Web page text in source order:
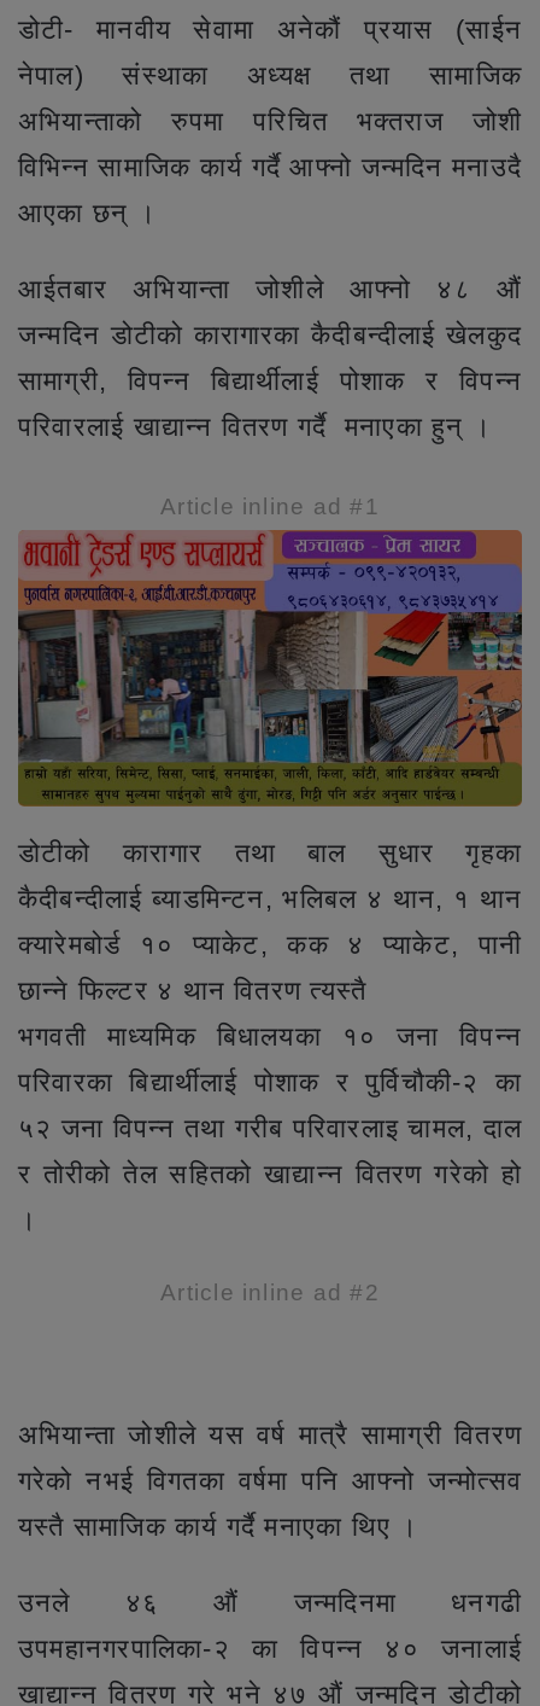
डोटी- मानवीय सेवामा अनेकौं प्रयास (साईन
नेपाल) संस्थाका अध्यक्ष तथा सामाजिक
अभियान्ताको रुपमा परिचित भक्तराज जोशी
विभिन्न सामाजिक कार्य गर्दै आफ्नो जन्मदिन मनाउदै
आएका छन् ।
आईतबार अभियान्ता जोशीले आफ्नो ४८ औं
जन्मदिन डोटीको कारागारका कैदीबन्दीलाई खेलकुद
सामाग्री, विपन्न बिद्यार्थीलाई पोशाक र विपन्न
परिवारलाई खाद्यान्न वितरण गर्दै मनाएका हुन् ।
Article inline ad #1
डोटीको कारागार तथा बाल सुधार गृहका
कैदीबन्दीलाई ब्याडमिन्टन, भलिबल ४ थान, १ थान
क्यारेमबोर्ड १० प्याकेट, कक ४ प्याकेट, पानी
छान्ने फिल्टर ४ थान वितरण त्यस्तै
भगवती माध्यमिक बिधालयका १० जना विपन्न
परिवारका बिद्यार्थीलाई पोशाक र पुर्विचौकी-२ का
५२ जना विपन्न तथा गरीब परिवारलाइ चामल, दाल
र तोरीको तेल सहितको खाद्यान्न वितरण गरेको हो
।
Article inline ad #2
अभियान्ता जोशीले यस वर्ष मात्रै सामाग्री वितरण
गरेको नभई विगतका वर्षमा पनि आफ्नो जन्मोत्सव
यस्तै सामाजिक कार्य गर्दै मनाएका थिए ।
उनले ४६ औं जन्मदिनमा धनगढी
उपमहानगरपालिका-२ का विपन्न ४० जनालाई
खाद्यान्न वितरण गरे भने ४७ औं जन्मदिन डोटीको